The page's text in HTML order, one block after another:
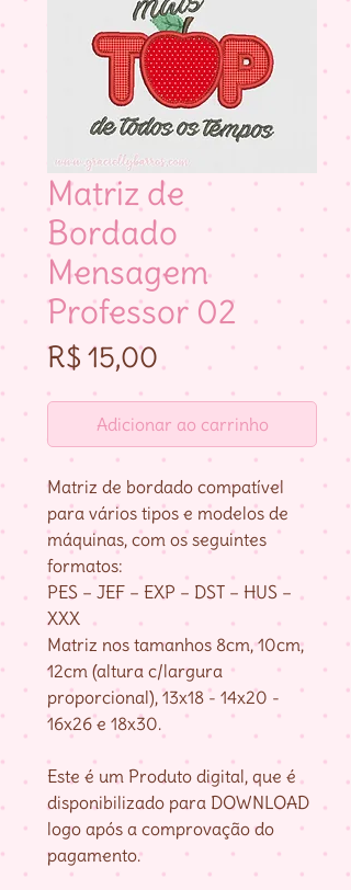
Matriz de
Bordado
Mensagem
Professor 02
R$ 15,00 Preço
Adicionar ao carrinho
Matriz de bordado compatível
para vários tipos e modelos de
máquinas, com os seguintes
formatos:
PES – JEF – EXP – DST – HUS –
XXX
Matriz nos tamanhos 8cm, 10cm,
12cm (altura c/largura
proporcional), 13x18 - 14x20 -
16x26 e 18x30.
Este é um Produto digital, que é
disponibilizado para DOWNLOAD
logo após a comprovação do
pagamento.